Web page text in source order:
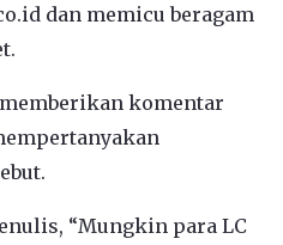
dan memicu beragam
komentar
“Mungkin para LC